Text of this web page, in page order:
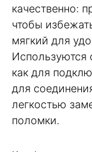
качественно:
чтобы
мягкий для
Используются
как для
для
легкостью
поломки.